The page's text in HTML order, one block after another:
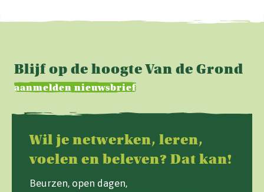
Blijf op de hoogte Van de Grond
aanmelden nieuwsbrief
Wil je netwerken, leren,
voelen en beleven? Dat kan!
Beurzen, open dagen,